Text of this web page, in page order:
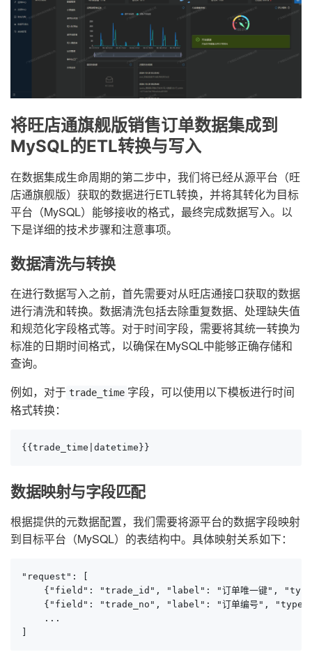
将旺店通旗舰版销售订单数据集成到
MySQL的ETL转换与写入
在数据集成生命周期的第二步中，我们将已经从源平台（旺
店通旗舰版）获取的数据进行ETL转换，并将其转化为目标
平台（MySQL）能够接收的格式，最终完成数据写入。以
下是详细的技术步骤和注意事项。
数据清洗与转换
在进行数据写入之前，首先需要对从旺店通接口获取的数据
进行清洗和转换。数据清洗包括去除重复数据、处理缺失值
和规范化字段格式等。对于时间字段，需要将其统一转换为
标准的日期时间格式，以确保在MySQL中能够正确存储和
查询。
例如，对于 trade_time 字段，可以使用以下模板进行时间
格式转换：
{{trade_time|datetime}}
数据映射与字段匹配
根据提供的元数据配置，我们需要将源平台的数据字段映射
到目标平台（MySQL）的表结构中。具体映射关系如下：
"request": [
{"field": "trade_id", "label": "订单唯一键",
{"field": "trade_no", "label": "订单编号",
    ...
]